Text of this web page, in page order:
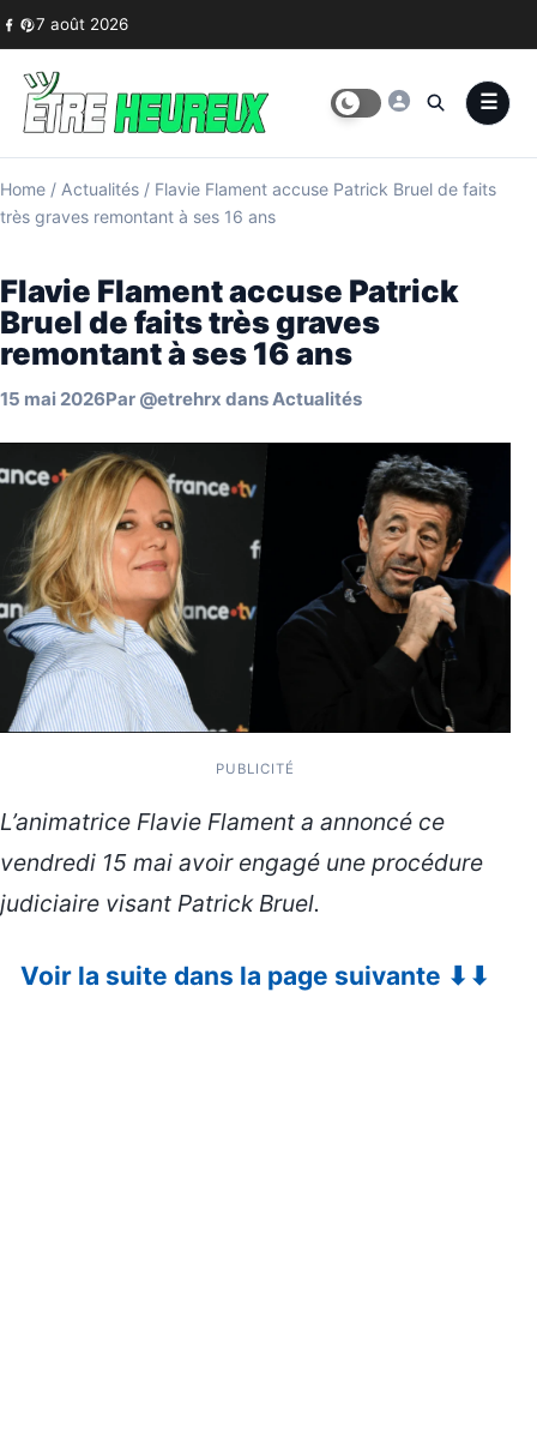
Skip to content
7 août 2026
Home / Actualités / Flavie Flament accuse Patrick Bruel de faits
très graves remontant à ses 16 ans
Flavie Flament accuse Patrick
Bruel de faits très graves
remontant à ses 16 ans
15 mai 2026Par @etrehrx dansActualités
PUBLICITÉ
L’animatrice Flavie Flament a annoncé ce
vendredi 15 mai avoir engagé une procédure
judiciaire visant Patrick Bruel.
Voir la suite dans la page suivante ⬇⬇